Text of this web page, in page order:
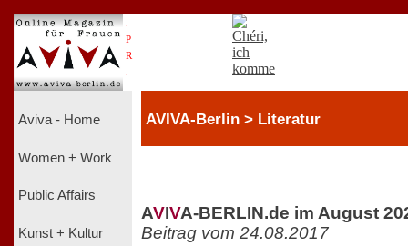
P
R
Aviva - Home
Women + Work
Public Affairs
Kunst + Kultur
AVIVA-Berlin > Literatur
AVIVA-BERLIN.de im August
Beitrag vom 24.08.2017